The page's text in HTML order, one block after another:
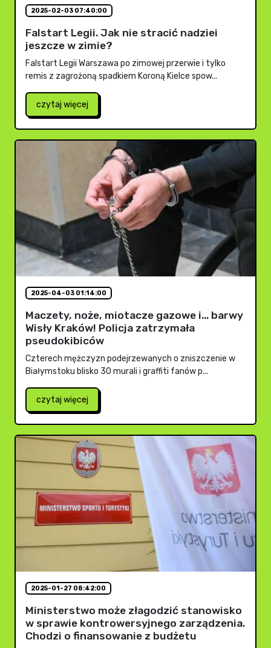
2025-02-03 07:40:00
Falstart Legii. Jak nie stracić nadziei
jeszcze w zimie?
Falstart Legii Warszawa po zimowej przerwie i tylko
remis z zagrożoną spadkiem Koroną Kielce spow...
czytaj więcej
2025-04-03 01:14:00
Maczety, noże, miotacze gazowe i... barwy
Wisły Kraków! Policja zatrzymała
pseudokibiców
Czterech mężczyzn podejrzewanych o zniszczenie w
Białymstoku blisko 30 murali i graffiti fanów p...
czytaj więcej
2025-01-27 08:42:00
Ministerstwo może złagodzić stanowisko
w sprawie kontrowersyjnego zarządzenia.
Chodzi o finansowanie z budżetu